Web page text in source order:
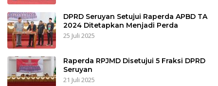
DPRD Seruyan Setujui Raperda APBD TA
2024 Ditetapkan Menjadi Perda
25 Juli 2025
Raperda RPJMD Disetujui 5 Fraksi DPRD
Seruyan
21 Juli 2025